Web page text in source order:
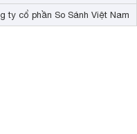
ty cổ phần So Sánh Việt Nam